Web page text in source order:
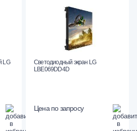
LG
Светодиодный экран LG
LBE069DD4D
Цена по запросу